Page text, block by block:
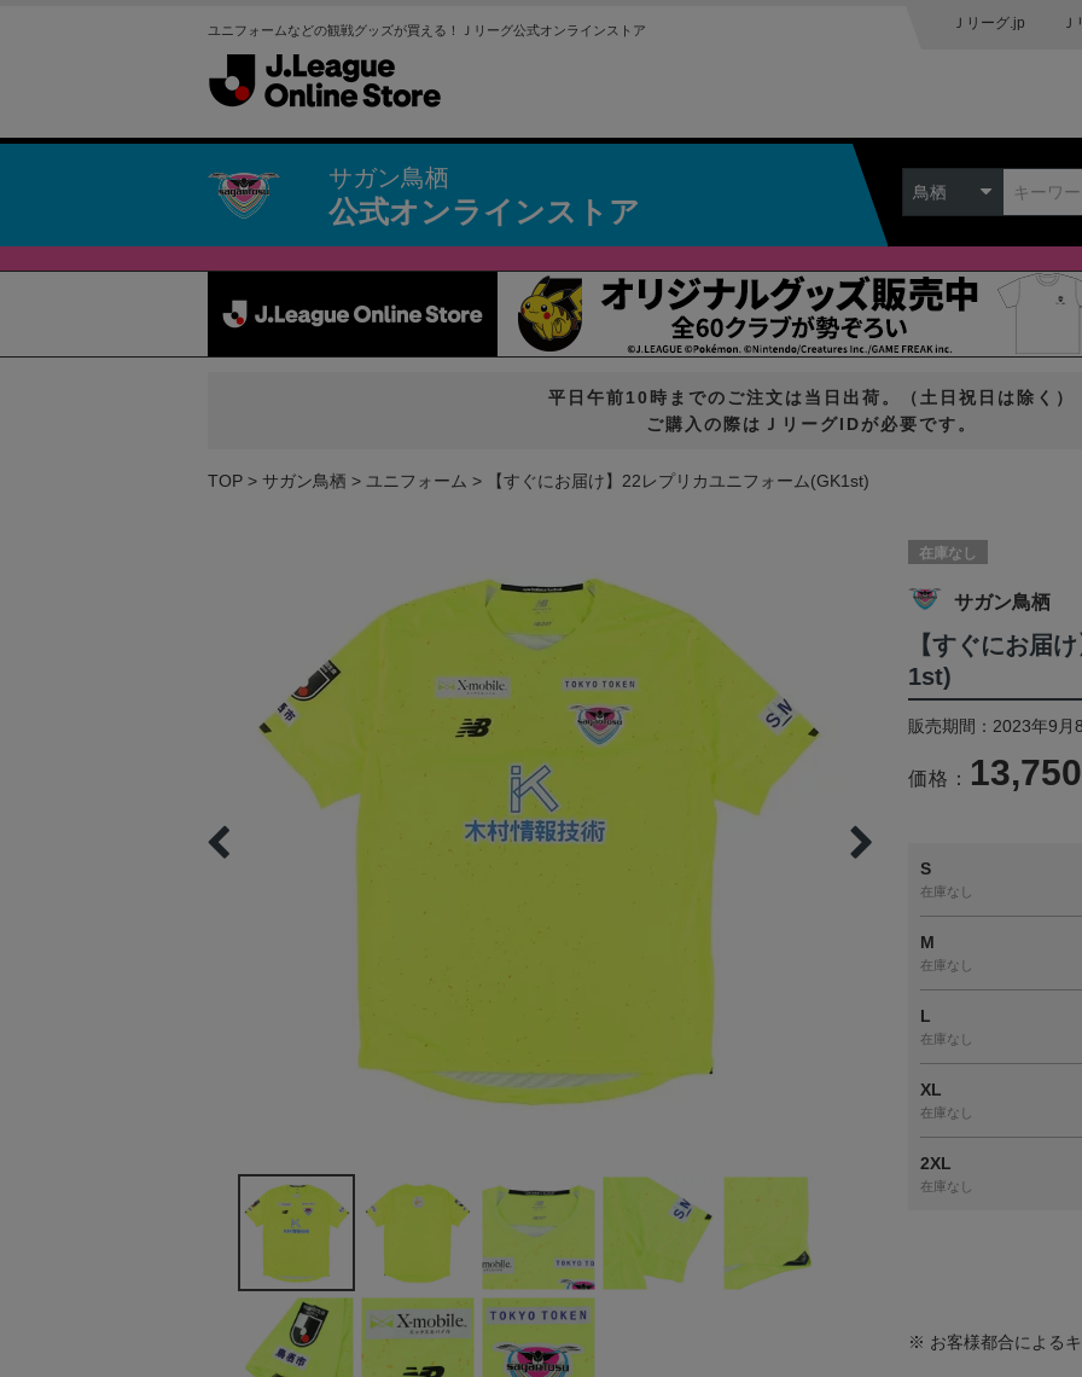
ユニフォームなどの観戦グッズが買える！Ｊリーグ公式オンラインストア Ｊリーグ.jp
サガン鳥栖
公式オンラインストア
鳥栖
平日午前10時までのご注文は当日出荷。（土日祝日は除く）
ご購入の際はＪリーグIDが必要です。
TOP サガン鳥栖 ユニフォーム 【すぐにお届け】22レプリカユニフォーム(GK1st)
在庫なし
サガン鳥栖
【すぐにお届
1st)
販売期間：2023年9月
価格：
S
在庫なし
M
在庫なし
L
在庫なし
XL
在庫なし
2XL
在庫なし
※ お客様都合による